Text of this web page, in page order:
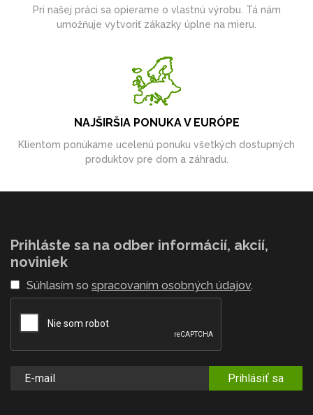
Pri našej práci sa opierame o vlastnú výrobu. Tá nám
umožňuje vytvoriť zákazky úplne na mieru.
NAJŠIRŠIA PONUKA V EURÓPE
Klientom ponúkame ucelenú ponuku všetkých dostupných
produktov pre dom a záhradu.
Prihláste sa na odber informácií, akcií,
noviniek
Súhlasím so spracovaním osobných údajov.
Prihlásiť sa